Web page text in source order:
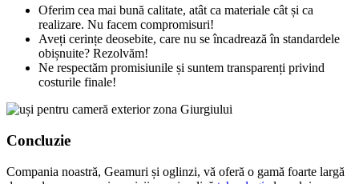
Oferim cea mai bună calitate, atât ca materiale cât și ca
realizare. Nu facem compromisuri!
Aveți cerințe deosebite, care nu se încadrează în standardele
obișnuite? Rezolvăm!
Ne respectăm promisiunile și suntem transparenți privind
costurile finale!
Concluzie
Compania noastră, Geamuri și oglinzi, vă oferă o gamă foarte largă